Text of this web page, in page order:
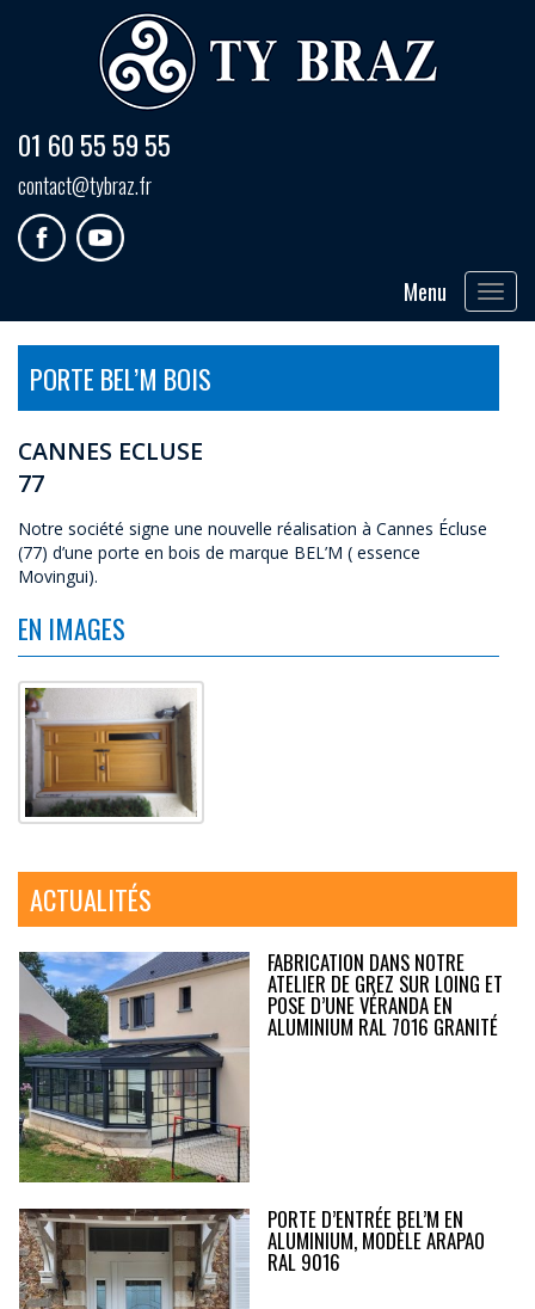
01 60 55 59 55
contact@tybraz.fr
Toggle
Menu
PORTE BEL’M BOIS
CANNES ECLUSE
77
Notre société signe une nouvelle réalisation à Cannes Écluse
(77) d’une porte en bois de marque BEL’M ( essence
Movingui).
EN IMAGES
ACTUALITÉS
FABRICATION DANS NOTRE
ATELIER DE GREZ SUR LOING ET
POSE D’UNE VÉRANDA EN
ALUMINIUM RAL 7016 GRANITÉ
PORTE D’ENTRÉE BEL’M EN
ALUMINIUM, MODÈLE ARAPAO
RAL 9016